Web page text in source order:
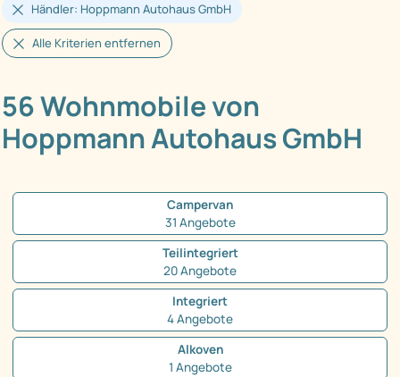
Händler: Hoppmann Autohaus GmbH
Alle Kriterien entfernen
56 Wohnmobile von
Hoppmann Autohaus GmbH
Campervan
31 Angebote
Teilintegriert
20 Angebote
Integriert
4 Angebote
Alkoven
1 Angebote